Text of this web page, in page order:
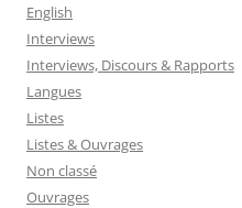
English
Interviews
Interviews, Discours & Rapports
Langues
Listes
Listes & Ouvrages
Non classé
Ouvrages